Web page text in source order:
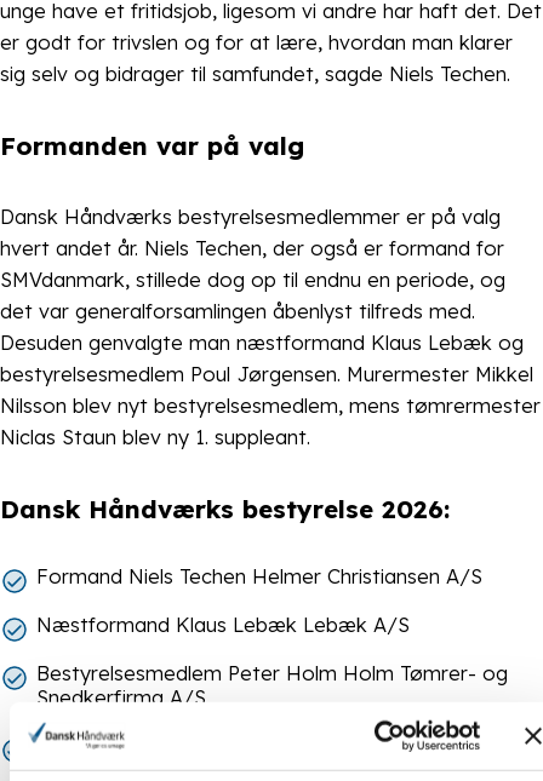
unge have et fritidsjob, ligesom vi andre har haft det. Det
er godt for trivslen og for at lære, hvordan man klarer
sig selv og bidrager til samfundet, sagde Niels Techen.
Formanden var på valg
Dansk Håndværks bestyrelsesmedlemmer er på valg
hvert andet år. Niels Techen, der også er formand for
SMVdanmark, stillede dog op til endnu en periode, og
det var generalforsamlingen åbenlyst tilfreds med.
Desuden genvalgte man næstformand Klaus Lebæk og
bestyrelsesmedlem Poul Jørgensen. Murermester Mikkel
Nilsson blev nyt bestyrelsesmedlem, mens tømrermester
Niclas Staun blev ny 1. suppleant.
Dansk Håndværks bestyrelse 2026:
Formand Niels Techen Helmer Christiansen A/S
Næstformand Klaus Lebæk Lebæk A/S
Bestyrelsesmedlem Peter Holm Holm Tømrer- og
Snedkerfirma A/S
Bestyrelsesmedlem Jan Kristensen Martin
Christensen & Søn